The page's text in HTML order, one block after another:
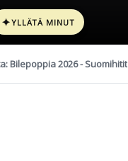
✦YLLÄTÄ MINUT
Bilepoppia 2026 - Suomihitit